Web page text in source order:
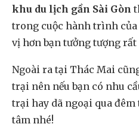
khu du lịch gần Sài Gòn
trong cuộc hành trình
vị hơn bạn tưởng tượng rất
Ngoài ra tại Thác Mai
trại nên nếu bạn có nhu
trại hay dã ngoại qua
tâm nhé!